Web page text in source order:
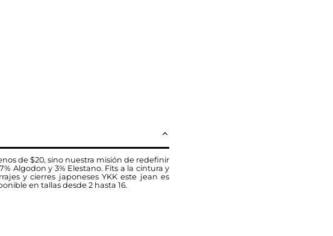
de $20, sino nuestra misión de redefinir
Algodon y 3% Elestano. Fits a la cintura y
y cierres japoneses YKK este jean es
en tallas desde 2 hasta 16.